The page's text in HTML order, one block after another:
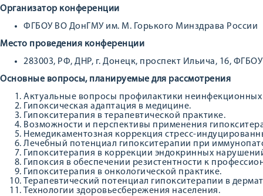
Организатор конференции
ФГБОУ ВО ДонГМУ им. М. Горького Минздрава России
Место проведения конференции
283003, РФ, ДНР, г. Донецк, проспект Ильича, 16,
Основные вопросы, планируемые для рассмотрения
Актуальные вопросы профилактики неинфекционных
Гипоксическая адаптация в медицине.
Гипокситерапия в терапевтической практике.
Возможности и перспективы применения
Немедикаментозная коррекция стресс-
Лечебный потенциал гипокситерапии при
Гипокситерапия в коррекции эндокринных
Гипоксия в обеспечении резистентности к
Гипокситерапия в онкологической практике.
Терапевтический потенциал гипокситерапии в
Технологии здоровьесбережения населения.